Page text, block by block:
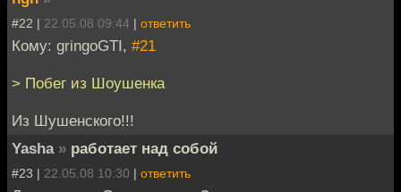
#22 | 22.05.08 09:44 | ответить
Кому: gringoGTI, #21
> Побег из Шоушенка
Из Шушенского!!!
Yasha » работает над собой
#23 | 22.05.08 10:30 | ответить